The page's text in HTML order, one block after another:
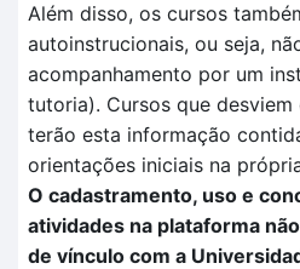
Além disso, os cursos
autoinstrucionais, ou seja,
acompanhamento por um
tutoria). Cursos que
terão esta informação
orientações iniciais na
O cadastramento, uso e
atividades na plataforma
de vínculo com a